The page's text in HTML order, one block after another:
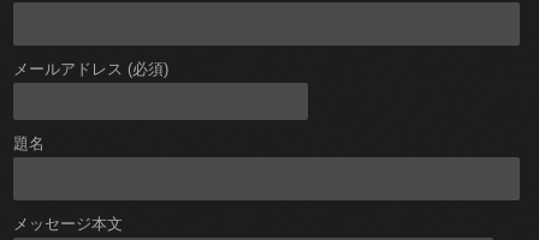
メールアドレス (必須)
題名
メッセージ本文